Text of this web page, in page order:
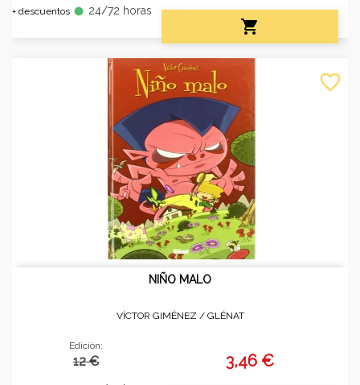
+ descuentos fiber_manual_record 24/72 horas

NIÑO MALO
VÍCTOR GIMÉNEZ / GLÉNAT
Edición:
12 € 3,46 €
favorite_border